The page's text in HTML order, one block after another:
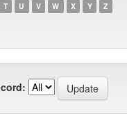
T U V W X Y Z